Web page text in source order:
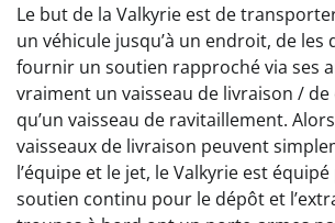
Le but de la Valkyrie est de
un véhicule jusqu’à un endroit, de les
fournir un soutien rapproché via ses
vraiment un vaisseau de livraison /
qu’un vaisseau de ravitaillement.
vaisseaux de livraison peuvent
l’équipe et le jet, le Valkyrie est
soutien continu pour le dépôt et